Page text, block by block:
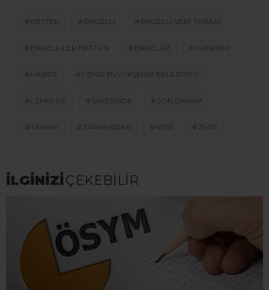
DESTEK ENGELLI ENGELLI VERI TABANI
ENGELLILER HAFTASI ENGELSIZ GÜNDEM
HABER I ZMIR BÜYÜKŞEHIR BELEDIYESI
I ZMIR DE SAYESINDE SON DAKİKA
TABANI TARAFINDAN VERI ZMIR
İLGİNİZİÇEKEBİLİR